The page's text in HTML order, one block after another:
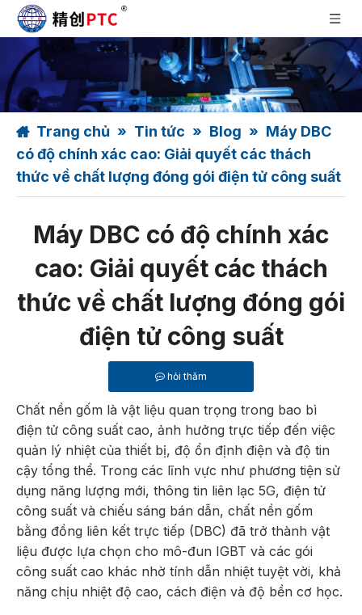
Trang chủ » Tin tức » Blog » Máy DBC
có độ chính xác cao: Giải quyết các thách
thức về chất lượng đóng gói điện tử công suất
Máy DBC có độ chính xác
cao: Giải quyết các thách
thức về chất lượng đóng gói
điện tử công suất
hỏi thăm
Chất nền gốm là vật liệu quan trọng trong bao bì
điện tử công suất cao, ảnh hưởng trực tiếp đến việc
quản lý nhiệt của thiết bị, độ ổn định điện và độ tin
cậy tổng thể. Trong các lĩnh vực như phương tiện sử
dụng năng lượng mới, thông tin liên lạc 5G, điện tử
công suất và chiếu sáng bán dẫn, chất nền gốm
bằng đồng liên kết trực tiếp (DBC) đã trở thành vật
liệu được lựa chọn cho mô-đun IGBT và các gói
công suất cao khác nhờ tính dẫn nhiệt tuyệt vời, khả
năng chịu nhiệt độ cao, cách điện và độ bền cơ học.